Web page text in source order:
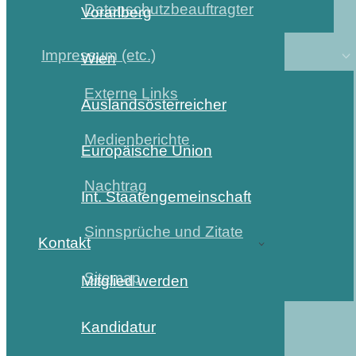
Datenschutzbeauftragter
Impressum (etc.)
Externe Links
Medienberichte
Nachtrag
Sinnsprüche und Zitate
Sitemap
Vorarlberg
Wien
Auslandsösterreicher
Europäische Union
Int. Staatengemeinschaft
Kontakt
Mitglied werden
Kandidatur